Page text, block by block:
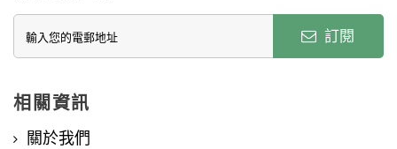
訂閱
相關資訊
關於我們